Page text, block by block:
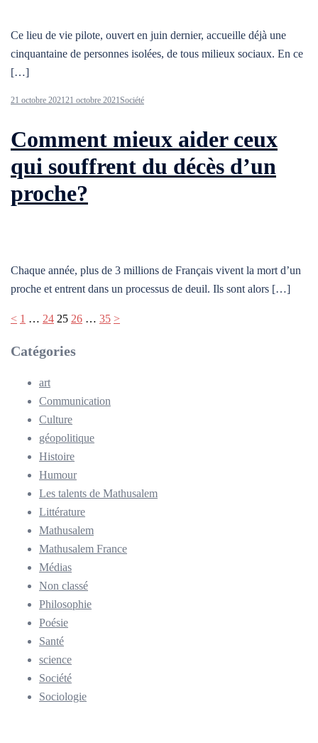
Ce lieu de vie pilote, ouvert en juin dernier, accueille déjà une
cinquantaine de personnes isolées, de tous milieux sociaux. En ce
[…]
21 octobre 202121 octobre 2021Société
Comment mieux aider ceux
qui souffrent du décès d’un
proche?
Chaque année, plus de 3 millions de Français vivent la mort d’un
proche et entrent dans un processus de deuil. Ils sont alors […]
< 1 … 24 25 26 … 35 >
Catégories
art
Communication
Culture
géopolitique
Histoire
Humour
Les talents de Mathusalem
Littérature
Mathusalem
Mathusalem France
Médias
Non classé
Philosophie
Poésie
Santé
science
Société
Sociologie